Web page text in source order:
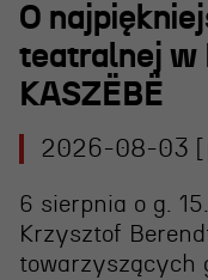
O
teatralnej w
KASZËBË
2026-08-03
6 sierpnia o g.
Krzysztof
towarzyszących